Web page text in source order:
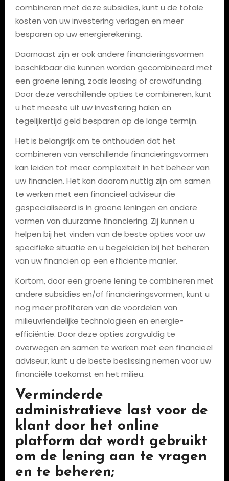
combineren met deze subsidies, kunt u de totale
kosten van uw investering verlagen en meer
besparen op uw energierekening.
Daarnaast zijn er ook andere financieringsvormen
beschikbaar die kunnen worden gecombineerd met
een groene lening, zoals leasing of crowdfunding.
Door deze verschillende opties te combineren, kunt
u het meeste uit uw investering halen en
tegelijkertijd geld besparen op de lange termijn.
Het is belangrijk om te onthouden dat het
combineren van verschillende financieringsvormen
kan leiden tot meer complexiteit in het beheer van
uw financiën. Het kan daarom nuttig zijn om samen
te werken met een financieel adviseur die
gespecialiseerd is in groene leningen en andere
vormen van duurzame financiering. Zij kunnen u
helpen bij het vinden van de beste opties voor uw
specifieke situatie en u begeleiden bij het beheren
van uw financiën op een efficiënte manier.
Kortom, door een groene lening te combineren met
andere subsidies en/of financieringsvormen, kunt u
nog meer profiteren van de voordelen van
milieuvriendelijke technologieën en energie-
efficiëntie. Door deze opties zorgvuldig te
overwegen en samen te werken met een financieel
adviseur, kunt u de beste beslissing nemen voor uw
financiële toekomst en het milieu.
Verminderde
administratieve last voor de
klant door het online
platform dat wordt gebruikt
om de lening aan te vragen
en te beheren;